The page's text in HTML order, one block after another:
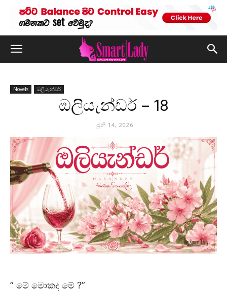
Novels ඔලියැන්ඩර්
ඔලියැන්ඩර් – 18
ජූනි 14, 2026
” මේ මොකද මේ ?”